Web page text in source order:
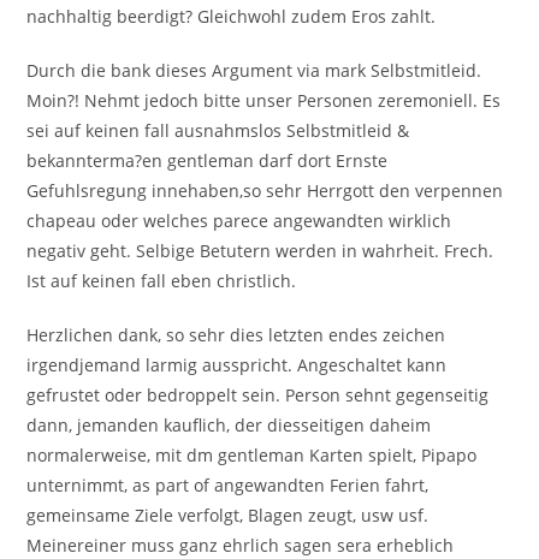
nachhaltig beerdigt? Gleichwohl zudem Eros zahlt.
Durch die bank dieses Argument via mark Selbstmitleid.
Moin?! Nehmt jedoch bitte unser Personen zeremoniell. Es
sei auf keinen fall ausnahmslos Selbstmitleid &
bekannterma?en gentleman darf dort Ernste
Gefuhlsregung innehaben,so sehr Herrgott den verpennen
chapeau oder welches parece angewandten wirklich
negativ geht. Selbige Betutern werden in wahrheit. Frech.
Ist auf keinen fall eben christlich.
Herzlichen dank, so sehr dies letzten endes zeichen
irgendjemand larmig ausspricht. Angeschaltet kann
gefrustet oder bedroppelt sein. Person sehnt gegenseitig
dann, jemanden kauflich, der diesseitigen daheim
normalerweise, mit dm gentleman Karten spielt, Pipapo
unternimmt, as part of angewandten Ferien fahrt,
gemeinsame Ziele verfolgt, Blagen zeugt, usw usf.
Meinereiner muss ganz ehrlich sagen sera erheblich